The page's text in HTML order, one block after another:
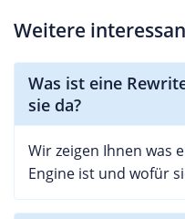
Weitere
Was ist eine
sie da?
Wir zeigen Ihnen was
Engine ist und wofür